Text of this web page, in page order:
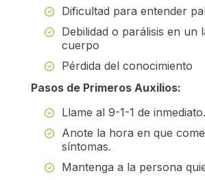
Dificultad para entender
Debilidad o parálisis en un
cuerpo
Pérdida del conocimiento
Pasos de Primeros Auxilios:
Llame al 9-1-1 de inmediato.
Anote la hora en que
síntomas.
Mantenga a la persona